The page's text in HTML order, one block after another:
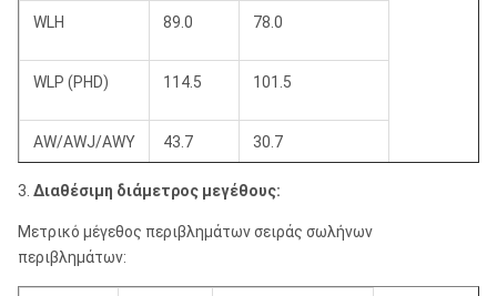
WLH 89.0 78.0
WLP (PHD) 114.5 101.5
AW/AWJ/AWY 43.7 30.7
BW BWJ/BWY 54.0 38.0
NW/NWY
3. Διαθέσιμη διάμετρος μεγέθους:
Μετρικό μέγεθος περιβλημάτων σειράς σωλήνων
περιβλημάτων: